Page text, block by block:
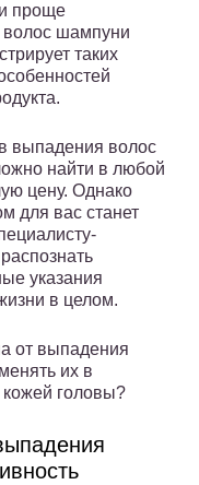
проще
волос шампуни
таких
выпадения волос
найти в любой
цену. Однако
для вас станет
указания
в целом.
от выпадения
их в
кожей головы?